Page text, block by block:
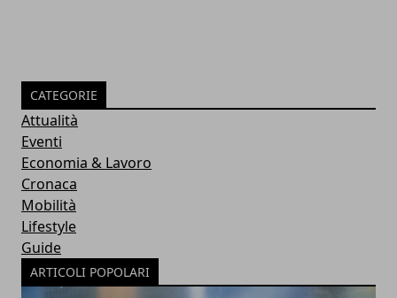
CATEGORIE
Attualità
Eventi
Economia & Lavoro
Cronaca
Mobilità
Lifestyle
Guide
ARTICOLI POPOLARI